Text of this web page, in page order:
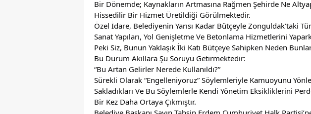
Bir Dönemde; Kaynakların Artmasına Rağmen Şehirde Ne
Hissedilir Bir Hizmet Üretildiği Görülmektedir.
Özel İdare, Belediyenin Yarısı Kadar Bütçeyle Zonguldak’taki
Sanat Yapıları, Yol Genişletme Ve Betonlama Hizmetlerini
Peki Siz, Bunun Yaklaşık İki Katı Bütçeye Sahipken Neden
Bu Durum Akıllara Şu Soruyu Getirmektedir:
“Bu Artan Gelirler Nerede Kullanıldı?”
Sürekli Olarak “Engelleniyoruz” Söylemleriyle Kamuoyunu
Sakladıkları Ve Bu Söylemlerle Kendi Yönetim Eksikliklerini
Bir Kez Daha Ortaya Çıkmıştır.